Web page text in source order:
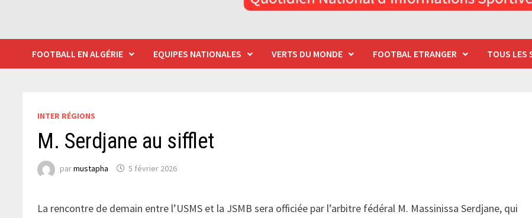
FOOTBALL EN ALGÉRIE EQUIPES NATIONALES VERTS DU MONDE FOOTBAL ETRANGER TOUS LES
INTER RÉGIONS
M. Serdjane au sifflet
parmustapha 5 février 2026
La rencontre de demain entre l’USMS et la JSMB sera officiée par l’arbitre fédéral M. Massinissa Serdjane, qui